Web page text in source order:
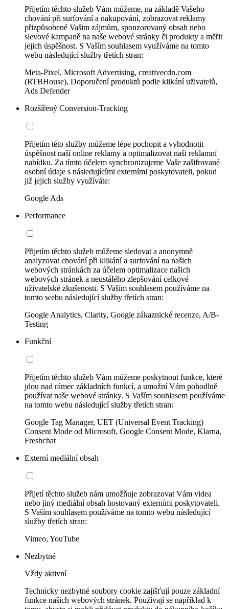
Přijetím těchto služeb Vám můžeme, na základě Vašeho
chování při surfování a nakupování, zobrazovat reklamy
přizpůsobené Vašim zájmům, sponzorovaný obsah nebo
slevové kampaně na naše webové stránky či produkty a měřit
jejich úspěšnost. S Vaším souhlasem využíváme na tomto
webu následující služby třetích stran:
Meta-Pixel, Microsoft Advertising, creativecdn.com
(RTBHouse), Doporučení produktů podle klikání uživatelů,
Ads Defender
Rozšířený Conversion-Tracking
Přijetím této služby můžeme lépe pochopit a vyhodnotit
úspěšnost naší online reklamy a optimalizovat naši reklamní
nabídku. Za tímto účelem synchronizujeme Vaše zašifrované
osobní údaje s následujícími externími poskytovateli, pokud
již jejich služby využíváte:
Google Ads
Performance
Přijetím těchto služeb můžeme sledovat a anonymně
analyzovat chování při klikání a surfování na našich
webových stránkách za účelem optimalizace našich
webových stránek a neustálého zlepšování celkové
uživatelské zkušenosti. S Vaším souhlasem používáme na
tomto webu následující služby třetích stran:
Google Analytics, Clarity, Google zákaznické recenze, A/B-
Testing
Funkční
Přijetím těchto služeb Vám můžeme poskytnout funkce, které
jdou nad rámec základních funkcí, a umožní Vám pohodlně
používat naše webové stránky. S Vaším souhlasem používáme
na tomto webu následující služby třetích stran:
Google Tag Manager, UET (Universal Event Tracking)
Consent Mode od Microsoft, Google Consent Mode, Klarna,
Freshchat
Externí mediální obsah
Přijetí těchto služeb nám umožňuje zobrazovat Vám videa
nebo jiný mediální obsah hostovaný externími poskytovateli.
S Vaším souhlasem používáme na tomto webu následující
služby třetích stran:
Vimeo, YouTube
Nezbytné
Vždy aktivní
Technicky nezbytné soubory cookie zajišťují pouze základní
funkce našich webových stránek. Používají se například k